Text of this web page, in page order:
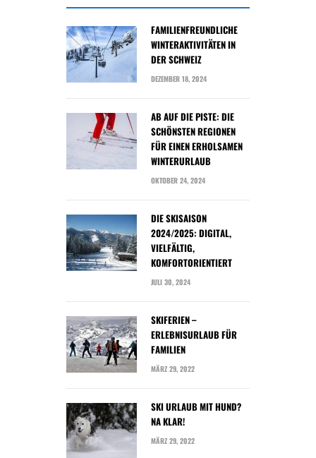
FAMILIENFREUNDLICHE
WINTERAKTIVITÄTEN IN
DER SCHWEIZ
DEZEMBER 18, 2024
AB AUF DIE PISTE: DIE
SCHÖNSTEN REGIONEN
FÜR EINEN ERHOLSAMEN
WINTERURLAUB
OKTOBER 24, 2024
DIE SKISAISON
2024/2025: DIGITAL,
VIELFÄLTIG,
KOMFORTORIENTIERT
JULI 30, 2024
SKIFERIEN –
ERLEBNISURLAUB FÜR
FAMILIEN
MÄRZ 29, 2022
SKI URLAUB MIT HUND?
NA KLAR!
MÄRZ 29, 2022